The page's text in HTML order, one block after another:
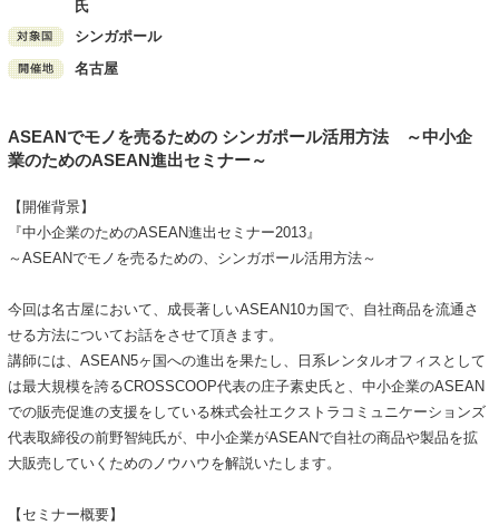
氏
シンガポール
名古屋
ASEANでモノを売るための シンガポール活用方法 ～中小企
業のためのASEAN進出セミナー～
【開催背景】
『中小企業のためのASEAN進出セミナー2013』
～ASEANでモノを売るための、シンガポール活用方法～
今回は名古屋において、成長著しいASEAN10カ国で、自社商品を流通さ
せる方法についてお話をさせて頂きます。
講師には、ASEAN5ヶ国への進出を果たし、日系レンタルオフィスとして
は最大規模を誇るCROSSCOOP代表の庄子素史氏と、中小企業のASEAN
での販売促進の支援をしている株式会社エクストラコミュニケーションズ
代表取締役の前野智純氏が、中小企業がASEANで自社の商品や製品を拡
大販売していくためのノウハウを解説いたします。
【セミナー概要】